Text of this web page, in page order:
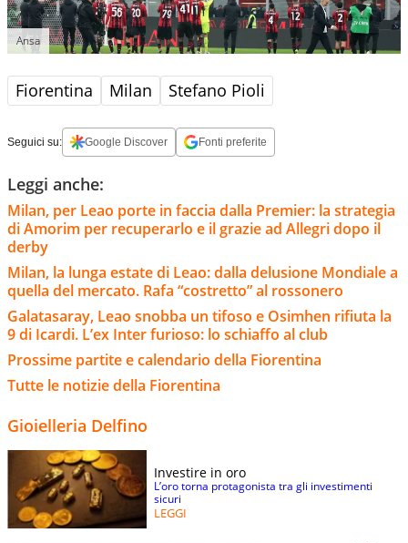
Ansa
Fiorentina Milan Stefano Pioli
Seguici su: Google Discover Fonti preferite
Leggi anche:
Milan, per Leao porte in faccia dalla Premier: la strategia
di Amorim per recuperarlo e il grazie ad Allegri dopo il
derby
Milan, la lunga estate di Leao: dalla delusione Mondiale a
quella del mercato. Rafa “costretto” al rossonero
Galatasaray, Leao snobba un tifoso e Osimhen rifiuta la
9 di Icardi. L’ex Inter furioso: lo schiaffo al club
Prossime partite e calendario della Fiorentina
Tutte le notizie della Fiorentina
Gioielleria Delfino
Investire in oro
L’oro torna protagonista tra gli investimenti
sicuri
LEGGI